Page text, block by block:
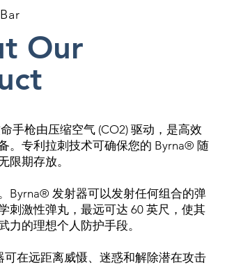
Our
手枪由压缩空气 (CO2) 驱动，是高效
。专利拉刺技术可确保您的 Byrna® 随
限期存放。
Byrna® 发射器可以发射任何组合的弹
刺激性弹丸，最远可达 60 英尺，使其
力的理想个人防护手段。
可在远距离威慑、迷惑和解除潜在攻击